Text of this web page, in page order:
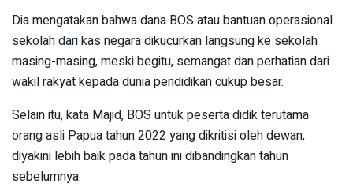
Dia mengatakan bahwa dana BOS atau bantuan operasional
sekolah dari kas negara dikucurkan langsung ke sekolah
masing-masing, meski begitu, semangat dan perhatian dari
wakil rakyat kepada dunia pendidikan cukup besar.
Selain itu, kata Majid, BOS untuk peserta didik terutama
orang asli Papua tahun 2022 yang dikritisi oleh dewan,
diyakini lebih baik pada tahun ini dibandingkan tahun
sebelumnya.